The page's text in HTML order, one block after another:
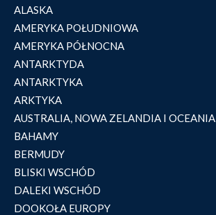
ALASKA
AMERYKA POŁUDNIOWA
AMERYKA PÓŁNOCNA
ANTARKTYDA
ANTARKTYKA
ARKTYKA
AUSTRALIA, NOWA ZELANDIA I OCEANIA
BAHAMY
BERMUDY
BLISKI WSCHÓD
DALEKI WSCHÓD
DOOKOŁA EUROPY